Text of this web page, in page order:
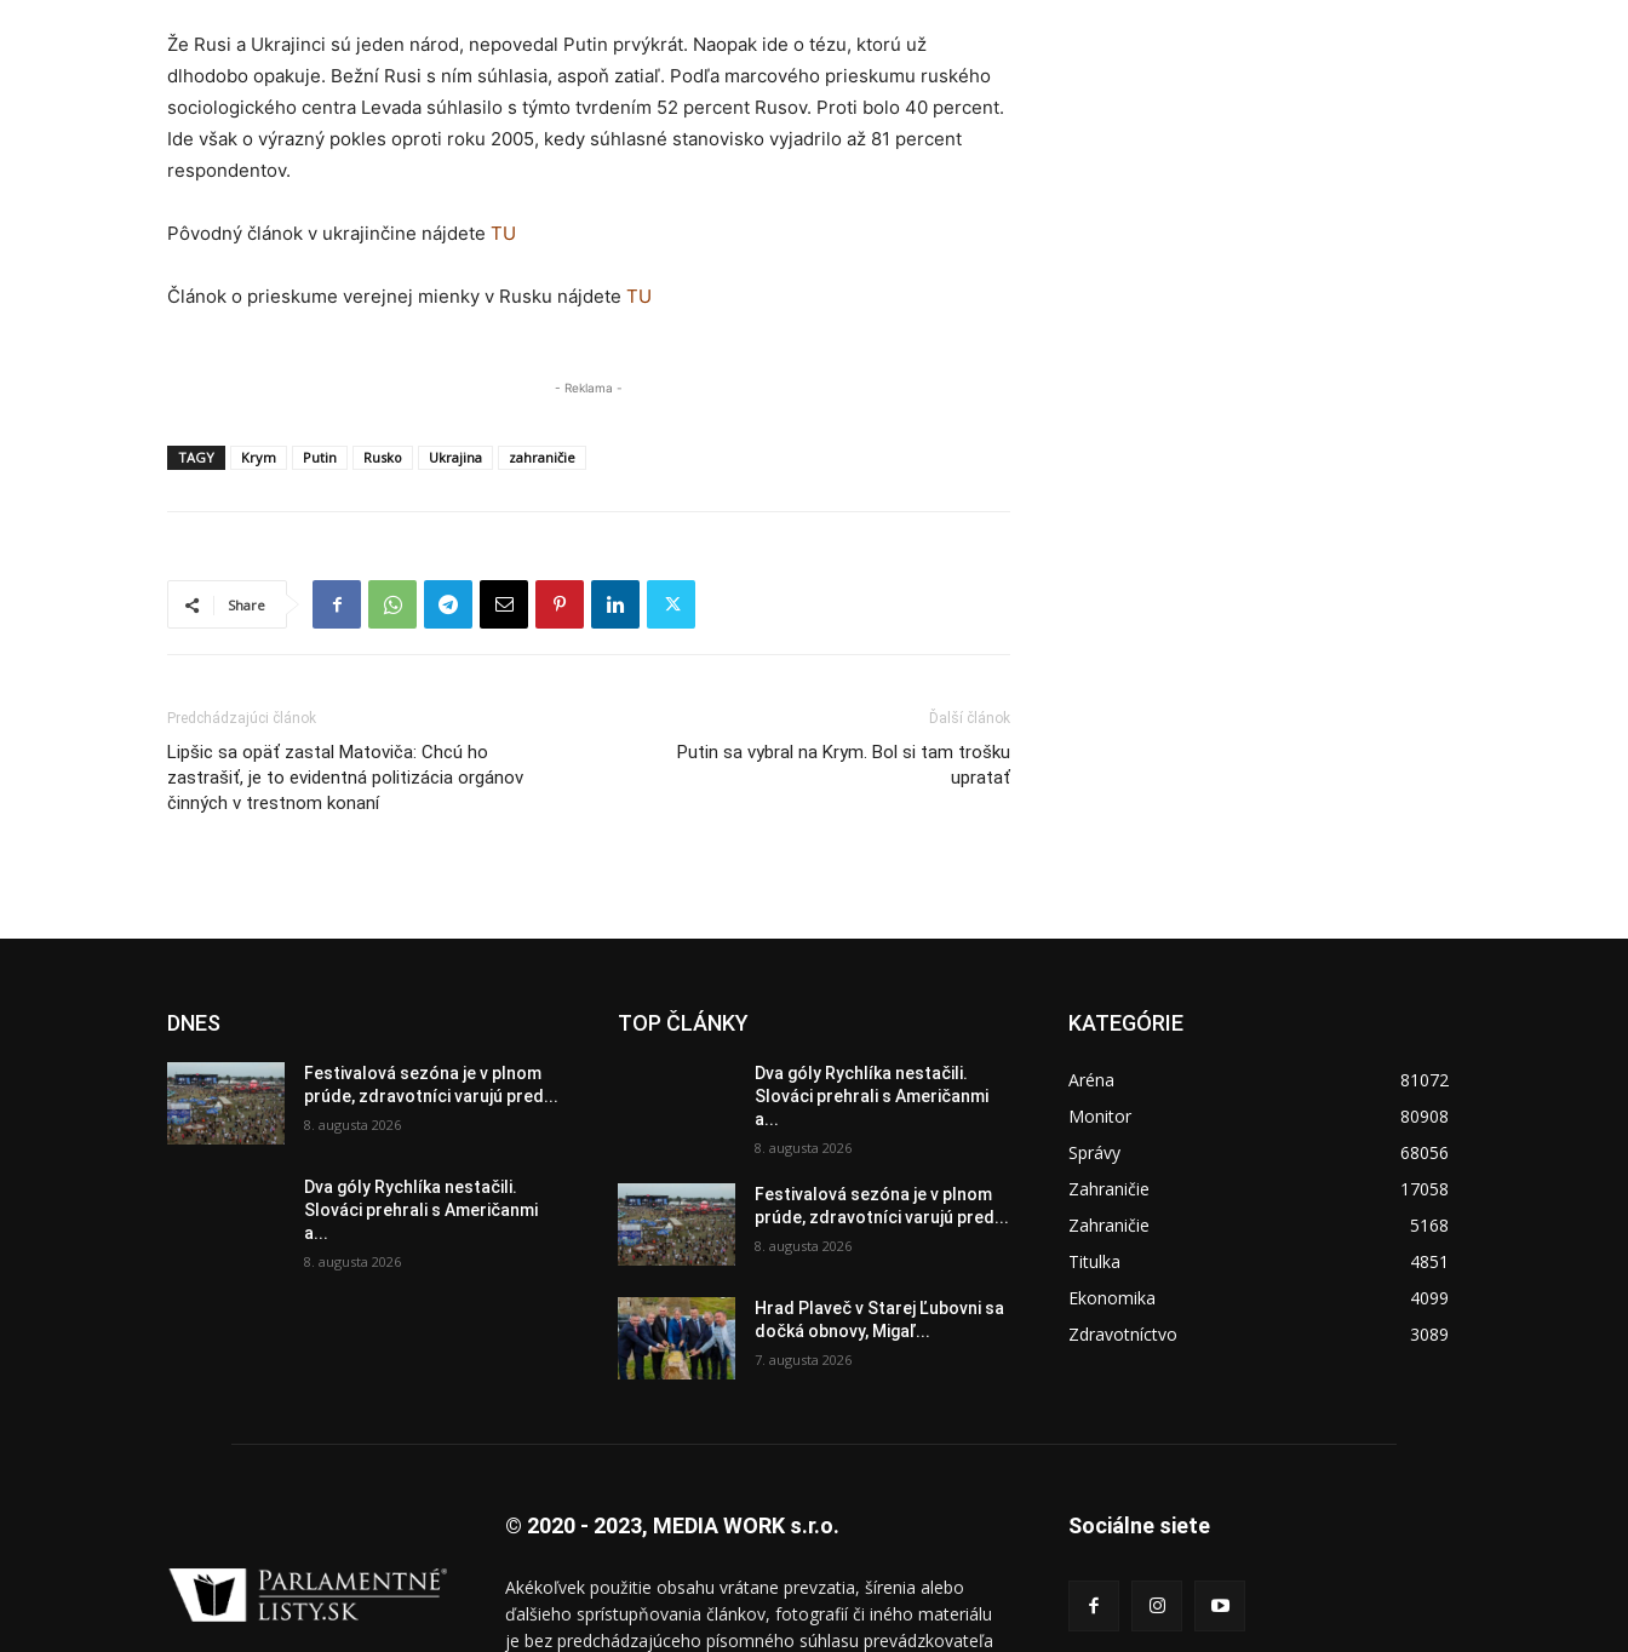
Že Rusi a Ukrajinci sú jeden národ, nepovedal Putin prvýkrát. Naopak ide o tézu, ktorú už
dlhodobo opakuje. Bežní Rusi s ním súhlasia, aspoň zatiaľ. Podľa marcového prieskumu ruského
sociologického centra Levada súhlasilo s týmto tvrdením 52 percent Rusov. Proti bolo 40 percent.
Ide však o výrazný pokles oproti roku 2005, kedy súhlasné stanovisko vyjadrilo až 81 percent
respondentov.
Pôvodný článok v ukrajinčine nájdete TU
Článok o prieskume verejnej mienky v Rusku nájdete TU
- Reklama -
TAGY Krym Putin Rusko Ukrajina zahraničie
Share
Predchádzajúci článok
Lipšic sa opäť zastal Matoviča: Chcú ho
zastrašiť, je to evidentná politizácia orgánov
činných v trestnom konaní
Ďalší článok
Putin sa vybral na Krym. Bol si tam trošku
upratať
DNES
Festivalová sezóna je v plnom
prúde, zdravotníci varujú pred...
8. augusta 2026
Dva góly Rychlíka nestačili.
Slováci prehrali s Američanmi
a...
8. augusta 2026
TOP ČLÁNKY
Dva góly Rychlíka nestačili.
Slováci prehrali s Američanmi
a...
8. augusta 2026
Festivalová sezóna je v plnom
prúde, zdravotníci varujú pred...
8. augusta 2026
Hrad Plaveč v Starej Ľubovni sa
dočká obnovy, Migaľ...
7. augusta 2026
KATEGÓRIE
Aréna
81072
Monitor
80908
Správy
68056
Zahraničie
17058
Zahraničie
5168
Titulka
4851
Ekonomika
4099
Zdravotníctvo
3089
© 2020 - 2023, MEDIA WORK s.r.o.
Akékoľvek použitie obsahu vrátane prevzatia, šírenia alebo
ďalšieho sprístupňovania článkov, fotografií či iného materiálu
je bez predchádzajúceho písomného súhlasu prevádzkovateľa
Sociálne siete